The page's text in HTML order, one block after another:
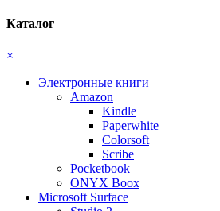
Каталог
×
Электронные книги
Amazon
Kindle
Paperwhite
Colorsoft
Scribe
Pocketbook
ONYX Boox
Microsoft Surface